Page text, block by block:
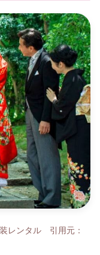
レンタル 引用元：